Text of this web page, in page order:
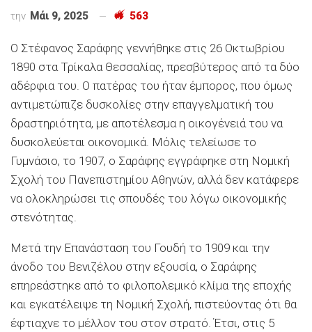
την Μάι 9, 2025 563
Ο Στέφανος Σαράφης γεννήθηκε στις 26 Οκτωβρίου
1890 στα Τρίκαλα Θεσσαλίας, πρεσβύτερος από τα δύο
αδέρφια του. Ο πατέρας του ήταν έμπορος, που όμως
αντιμετώπιζε δυσκολίες στην επαγγελματική του
δραστηριότητα, με αποτέλεσμα η οικογένειά του να
δυσκολεύεται οικονομικά. Μόλις τελείωσε το
Γυμνάσιο, το 1907, ο Σαράφης εγγράφηκε στη Νομική
Σχολή του Πανεπιστημίου Αθηνών, αλλά δεν κατάφερε
να ολοκληρώσει τις σπουδές του λόγω οικονομικής
στενότητας.
Μετά την Επανάσταση του Γουδή το 1909 και την
άνοδο του Βενιζέλου στην εξουσία, ο Σαράφης
επηρεάστηκε από το φιλοπολεμικό κλίμα της εποχής
και εγκατέλειψε τη Νομική Σχολή, πιστεύοντας ότι θα
έφτιαχνε το μέλλον του στον στρατό. Έτσι, στις 5